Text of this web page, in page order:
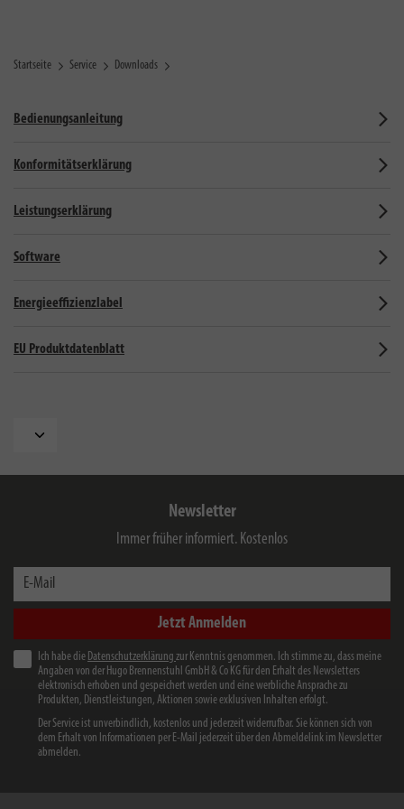
Startseite Service Downloads
Bedienungsanleitung
Konformitätserklärung
Leistungserklärung
Software
Energieeffizienzlabel
EU Produktdatenblatt
Newsletter
Immer früher informiert. Kostenlos
E-Mail
Jetzt Anmelden
Ich habe die Datenschutzerklärung zur Kenntnis genommen. Ich stimme zu, dass meine
Angaben von der Hugo Brennenstuhl GmbH & Co KG für den Erhalt des Newsletters
elektronisch erhoben und gespeichert werden und eine werbliche Ansprache zu
Produkten, Dienstleistungen, Aktionen sowie exklusiven Inhalten erfolgt.
Der Service ist unverbindlich, kostenlos und jederzeit widerrufbar. Sie können sich von
dem Erhalt von Informationen per E-Mail jederzeit über den Abmeldelink im Newsletter
abmelden.